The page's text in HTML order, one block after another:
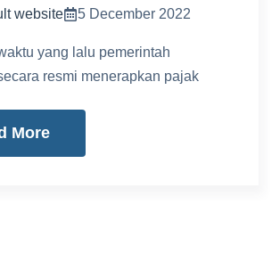
website 5 December 2022
yang lalu pemerintah
resmi menerapkan pajak
More